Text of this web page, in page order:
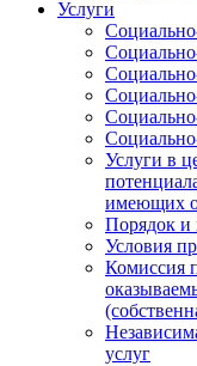
Услуги
Услуги в
имеющих
Порядок и
Условия
Комиссия
услуг